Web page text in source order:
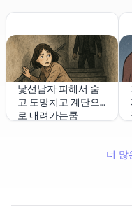
낯선남자 피해서 숨
고 도망치고 계단으
로 내려가는쿰
더 많